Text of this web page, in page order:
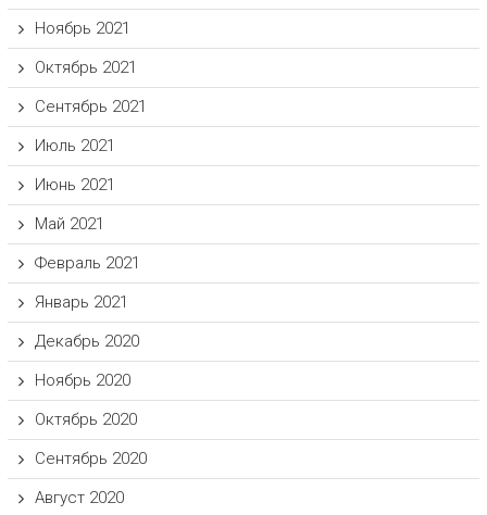
Ноябрь 2021
Октябрь 2021
Сентябрь 2021
Июль 2021
Июнь 2021
Май 2021
Февраль 2021
Январь 2021
Декабрь 2020
Ноябрь 2020
Октябрь 2020
Сентябрь 2020
Август 2020